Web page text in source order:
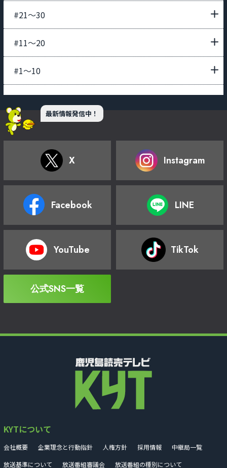
#21〜30
#11〜20
#1〜10
最新情報発信中！
X Instagram
Facebook LINE
YouTube TikTok
公式SNS一覧
KYTについて
会社概要 企業理念と行動指針 人権方針 採用情報
中継局一覧
放送基準について
放送番組審議会 放送番組の種別について